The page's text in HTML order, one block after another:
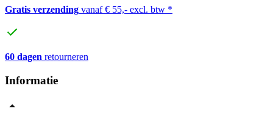
Gratis verzending vanaf € 55,- excl. btw *
60 dagen retourneren
Informatie